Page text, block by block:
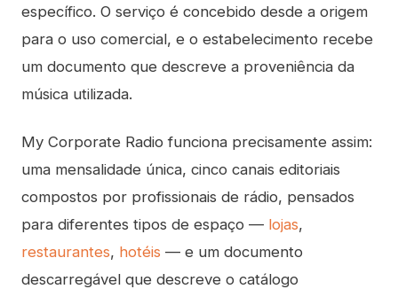
específico. O serviço é concebido desde a origem
para o uso comercial, e o estabelecimento recebe
um documento que descreve a proveniência da
música utilizada.
My Corporate Radio funciona precisamente assim:
uma mensalidade única, cinco canais editoriais
compostos por profissionais de rádio, pensados
para diferentes tipos de espaço — lojas,
restaurantes, hotéis — e um documento
descarregável que descreve o catálogo